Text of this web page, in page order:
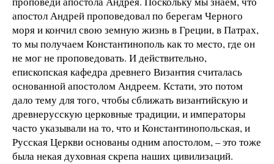
апостол Андрей проповедовал по берегам Черного
моря и кончил свою земную жизнь в Греции, в Патрах,
то мы получаем Константинополь как то место, где он
не мог не проповедовать. И действительно,
епископская кафедра древнего Византия считалась
основанной апостолом Андреем. Кстати, это потом
дало тему для того, чтобы сближать византийскую и
древнерусскую церковные традиции, и императоры
часто указывали на то, что и Константинопольская, и
Русская Церкви основаны одним апостолом, – это тоже
была некая духовная скрепа наших цивилизаций.